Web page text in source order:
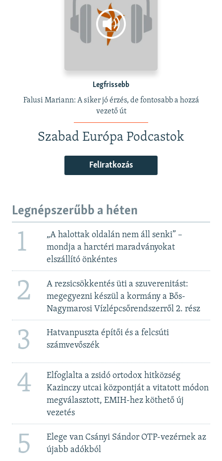
Legfrissebb
Falusi Mariann: A siker jó érzés, de fontosabb a hozzá
vezető út
Szabad Európa Podcastok
Feliratkozás
Legnépszerűbb a héten
1
„A halottak oldalán nem áll senki” –
mondja a harctéri maradványokat
elszállító önkéntes
2
A rezsicsökkentés üti a szuverenitást:
megegyezni készül a kormány a Bős-
Nagymarosi Vízlépcsőrendszerről 2. rész
3
Hatvanpuszta építői és a felcsúti
számvevőszék
4
Elfoglalta a zsidó ortodox hitközség
Kazinczy utcai központját a vitatott módon
megválasztott, EMIH-hez köthető új
vezetés
5
Elege van Csányi Sándor OTP-vezérnek az
újabb adókból